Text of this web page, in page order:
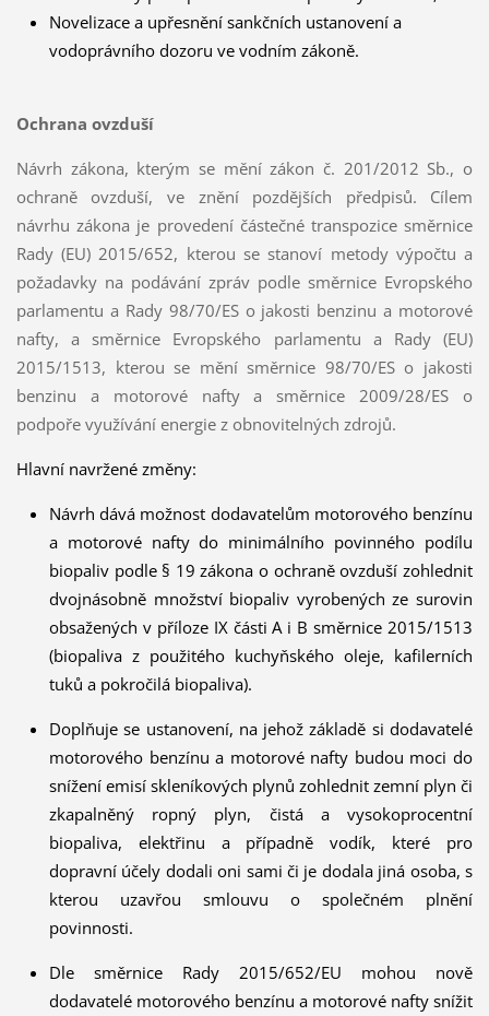
Novelizace a upřesnění sankčních ustanovení a
vodoprávního dozoru ve vodním zákoně.
Ochrana ovzduší
Návrh zákona, kterým se mění zákon č. 201/2012 Sb., o
ochraně ovzduší, ve znění pozdějších předpisů. Cílem
návrhu zákona je provedení částečné transpozice směrnice
Rady (EU) 2015/652, kterou se stanoví metody výpočtu a
požadavky na podávání zpráv podle směrnice Evropského
parlamentu a Rady 98/70/ES o jakosti benzinu a motorové
nafty, a směrnice Evropského parlamentu a Rady (EU)
2015/1513, kterou se mění směrnice 98/70/ES o jakosti
benzinu a motorové nafty a směrnice 2009/28/ES o
podpoře využívání energie z obnovitelných zdrojů.
Hlavní navržené změny:
Návrh dává možnost dodavatelům motorového benzínu
a motorové nafty do minimálního povinného podílu
biopaliv podle § 19 zákona o ochraně ovzduší zohlednit
dvojnásobně množství biopaliv vyrobených ze surovin
obsažených v příloze IX části A i B směrnice 2015/1513
(biopaliva z použitého kuchyňského oleje, kafilerních
tuků a pokročilá biopaliva).
Doplňuje se ustanovení, na jehož základě si dodavatelé
motorového benzínu a motorové nafty budou moci do
snížení emisí skleníkových plynů zohlednit zemní plyn či
zkapalněný ropný plyn, čistá a vysokoprocentní
biopaliva, elektřinu a případně vodík, které pro
dopravní účely dodali oni sami či je dodala jiná osoba, s
kterou uzavřou smlouvu o společném plnění
povinnosti.
Dle směrnice Rady 2015/652/EU mohou nově
dodavatelé motorového benzínu a motorové nafty snížit